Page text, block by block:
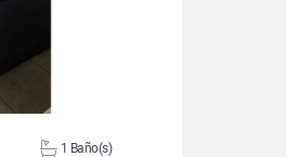
1 Baño(s)